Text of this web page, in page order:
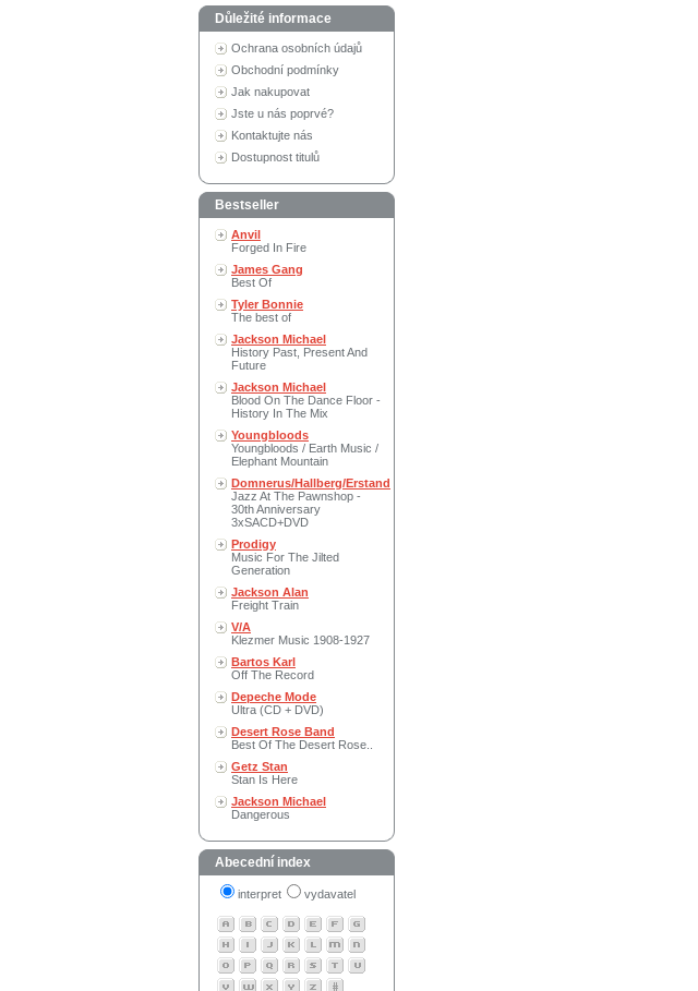
Důležité informace
Ochrana osobních údajů
Obchodní podmínky
Jak nakupovat
Jste u nás poprvé?
Kontaktujte nás
Dostupnost titulů
Bestseller
Anvil
Forged In Fire
James Gang
Best Of
Tyler Bonnie
The best of
Jackson Michael
History Past, Present And
Future
Jackson Michael
Blood On The Dance Floor -
History In The Mix
Youngbloods
Youngbloods / Earth Music /
Elephant Mountain
Domnerus/Hallberg/Erstand
Jazz At The Pawnshop -
30th Anniversary
3xSACD+DVD
Prodigy
Music For The Jilted
Generation
Jackson Alan
Freight Train
V/A
Klezmer Music 1908-1927
Bartos Karl
Off The Record
Depeche Mode
Ultra (CD + DVD)
Desert Rose Band
Best Of The Desert Rose..
Getz Stan
Stan Is Here
Jackson Michael
Dangerous
Abecední index
interpret vydavatel